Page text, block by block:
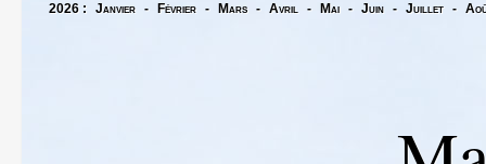
2026 : Janvier - Février - Mars - Avril - Mai - Juin - Juillet -